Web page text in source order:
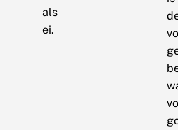
als
ei.